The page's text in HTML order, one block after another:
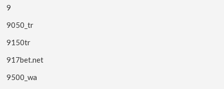
9
9050_tr
9150tr
917bet.net
9500_wa